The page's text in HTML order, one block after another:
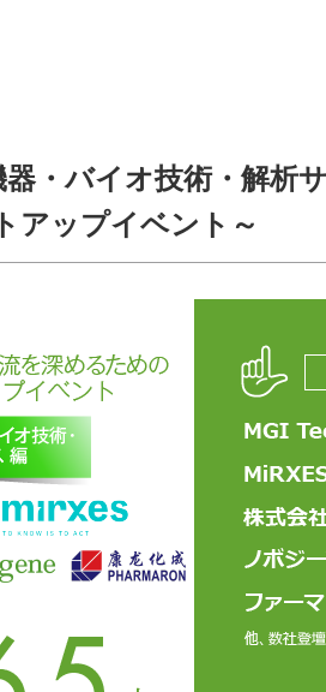
・バイオ技術・解析
アップイベント～